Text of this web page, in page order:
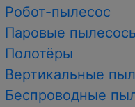
Робот-пылесос
Паровые
Полотёры
Вертикальные
Беспроводные